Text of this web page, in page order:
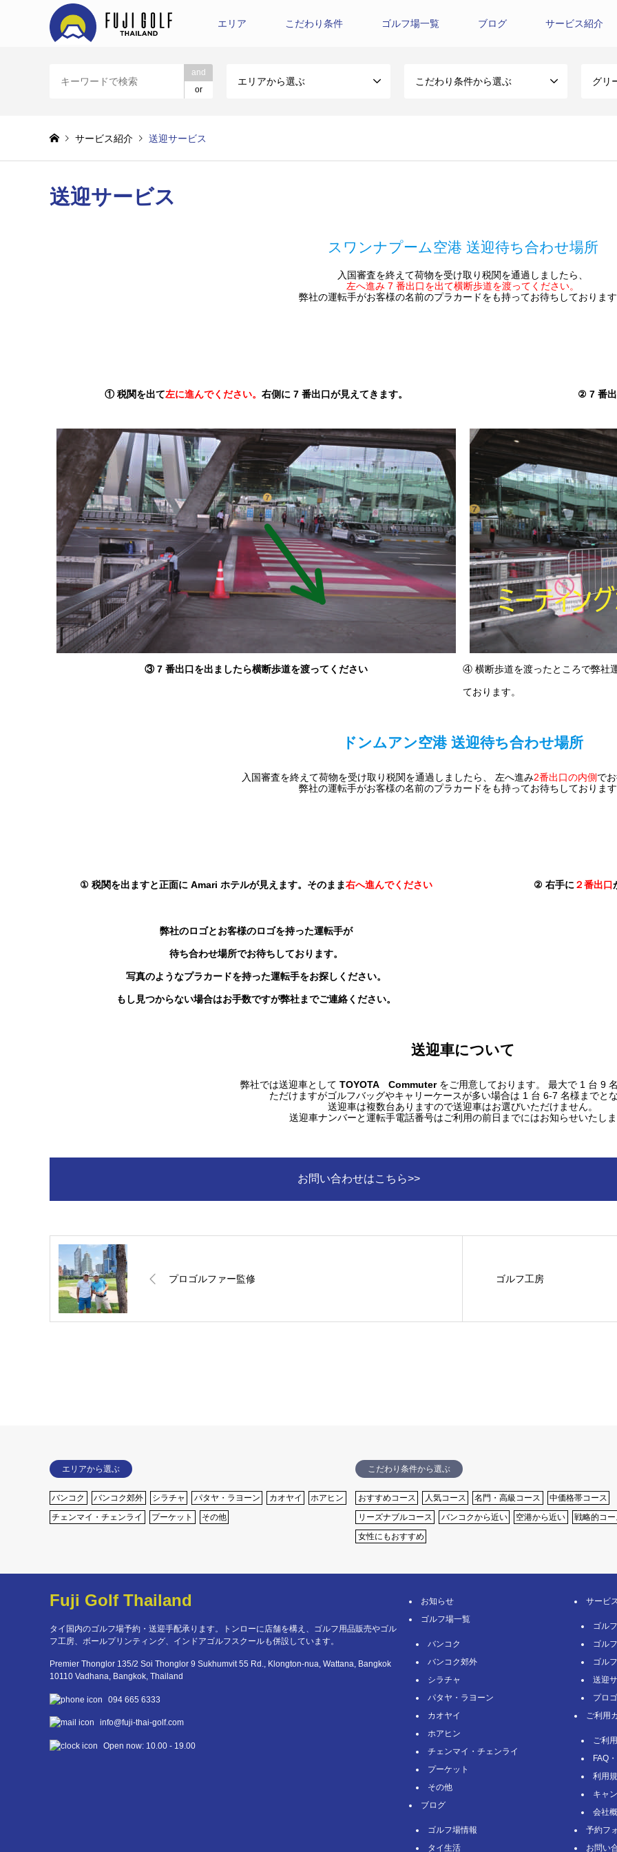
エリア こだわり条件 ゴルフ場一覧 ブログ サービス紹介
and
or
エリアから選ぶ こだわり条件から選ぶ グリ
サービス紹介 送迎サービス
送迎サービス
スワンナプーム空港 送迎待ち合わせ場所
入国審査を終えて荷物を受け取り税関を通過しましたら、
左へ進み 7 番出口を出て横断歩道を渡ってください。
弊社の運転手がお客様の名前のプラカードをも持ってお待ちしております
①税関を出て左に進んでください。 右側に 7 番出口が見えてきます。 ② 7 番
③ 7 番出口を出ましたら横断歩道を渡ってください ④ 横断歩道を渡ったところで弊社
ております。
ドンムアン空港 送迎待ち合わせ場所
入国審査を終えて荷物を受け取り税関を通過しましたら、 左へ進み2番出口の内側で
弊社の運転手がお客様の名前のプラカードをも持ってお待ちしております
① 税関を出ますと正面に Amari ホテルが見えます。そのまま右へ進んでください ② 右手に２番出口
弊社のロゴとお客様のロゴを持った運転手が
待ち合わせ場所でお待ちしております。
写真のようなプラカードを持った運転手をお探しください。
もし見つからない場合はお手数ですが弊社までご連絡ください。
送迎車について
弊社では送迎車として TOYOTA Commuterをご用意しております。 最大で 1 台 9
ただけますがゴルフバッグやキャリーケースが多い場合は 1 台 6-7 名様までとな
送迎車は複数台ありますので送迎車はお選びいただけません。
送迎車ナンバーと運転手電話番号はご利用の前日までにはお知らせいたしま
お問い合わせはこちら>>
プロゴルファー監修 ゴルフ工房
エリアから選ぶ
バンコク バンコク郊外 シラチャ パタヤ・ラヨーン カオヤイ
ホアヒン
チェンマイ・チェンライ
プーケット その他
こだわり条件から選ぶ
おすすめコース ⼈気コース 名⾨・⾼級コース
中価格帯コース
リーズナブルコース
バンコクから近い 空港から近い
戦略的コー
女性にもおすすめ
Fuji Golf Thailand
タイ国内のゴルフ場予約・送迎手配承ります。トンローに店舗を構え、ゴルフ用品販売やゴル
フ工房、ボールプリンティング、インドアゴルフスクールも併設しています。
Premier Thonglor 135/2 Soi Thonglor 9 Sukhumvit 55 Rd., Klongton-nua, Wattana, Bangkok
10110 Vadhana, Bangkok, Thailand
094 665 6333
info@fuji-thai-golf.com
Open now: 10.00 - 19.00
お知らせ
ゴルフ場一覧
バンコク
バンコク郊外
シラチャ
パタヤ・ラヨーン
カオヤイ
ホアヒン
チェンマイ・チェンライ
プーケット
その他
ブログ
ゴルフ場情報
タイ⽣活
サービ
ゴル
ゴル
ゴル
送迎
プロ
ご利用
ご利
FAQ
利用
キャ
会社
予約フ
お問い